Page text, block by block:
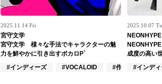
2025.11.14 Fri
宮守文学
宮守文学 様々な手法でキャラクターの魅
力を鮮やかに引き出すボカロP`
#インディーズ
#VOCALOID #作詞/作曲家
2025.10.07
NEONHYPE
成度の高い
#インデ